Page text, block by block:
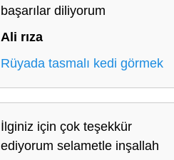
başarılar diliyorum
Ali rıza
Rüyada tasmalı kedi görmek
İlginiz için çok teşekkür
ediyorum selametle inşallah